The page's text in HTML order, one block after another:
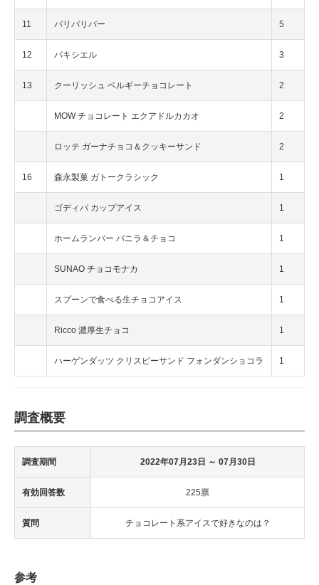
11 パリパリバー 5
12 パキシエル 3
13 クーリッシュ ベルギーチョコレート 2
MOW チョコレート エクアドルカカオ 2
ロッテ ガーナチョコ＆クッキーサンド 2
16 森永製菓 ガトークラシック 1
ゴディバ カップアイス 1
ホームランバー バニラ＆チョコ 1
SUNAO チョコモナカ 1
スプーンで食べる生チョコアイス 1
Ricco 濃厚生チョコ 1
ハーゲンダッツ クリスピーサンド フォンダンショコラ 1
調査概要
調査期間 2022年07月23日 ～ 07月30日
有効回答数 225票
質問 チョコレート系アイスで好きなのは？
参考